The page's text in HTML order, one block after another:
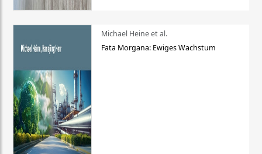
Michael Heine et al.
Fata Morgana: Ewiges Wachstum